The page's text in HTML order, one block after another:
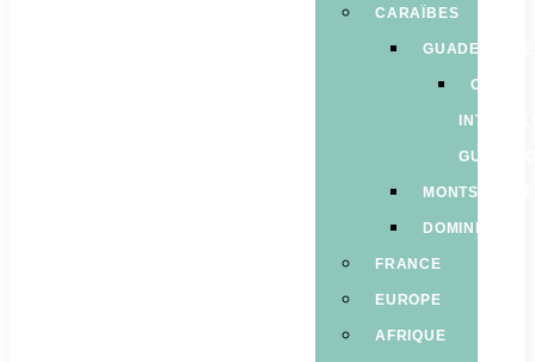
CARAÏBES
GUADELOUPE
CARTE
MONTSERRAT
DOMINIQUE
FRANCE
EUROPE
AFRIQUE